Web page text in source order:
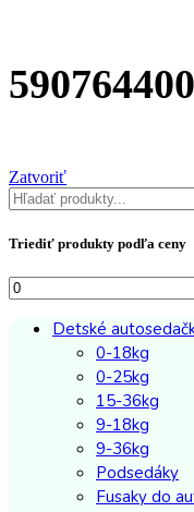
Zatvoriť
Hľadať
Triediť produkty podľa ceny
Minimálna
cena
Detské
0-18kg
0-25kg
15-36kg
9-18kg
9-36kg
Podsedáky
Fusaky do